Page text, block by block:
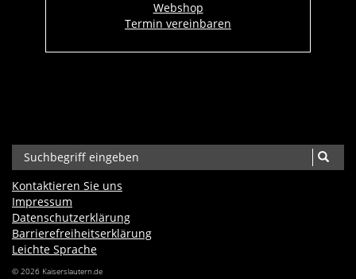
Webshop
Termin vereinbaren
Kontaktieren Sie uns
Impressum
Datenschutzerklärung
Barrierefreiheits­erklärung
Leichte Sprache
© 2026 Kaiserslautern.de